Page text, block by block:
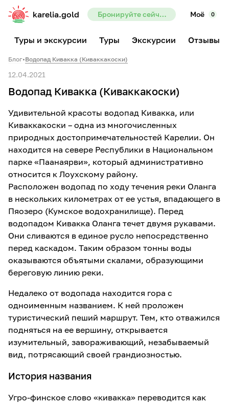
karelia.gold Бронируйте сейчас — предоплата всего 10% Моё 0
Туры и экскурсии Туры Экскурсии Отзывы
Блог•Водопад Кивакка (Киваккакоски)
12.04.2021
Водопад Кивакка (Киваккакоски)
Удивительной красоты водопад Кивакка, или
Киваккакоски – одна из многочисленных
природных достопримечательностей Карелии. Он
находится на севере Республики в Национальном
парке «Паанаярви», который административно
относится к Лоухскому району.
Расположен водопад по ходу течения реки Оланга
в нескольких километрах от ее устья, впадающего в
Пяозеро (Кумское водохранилище). Перед
водопадом Кивакка Оланга течет двумя рукавами.
Они сливаются в единое русло непосредственно
перед каскадом. Таким образом тонны воды
оказываются объятыми скалами, образующими
береговую линию реки.
Недалеко от водопада находится гора с
одноименным названием. К ней проложен
туристический пеший маршрут. Тем, кто отважился
подняться на ее вершину, открывается
изумительный, завораживающий, незабываемый
вид, потрясающий своей грандиозностью.
История названия
Угро-финское слово «кивакка» переводится как